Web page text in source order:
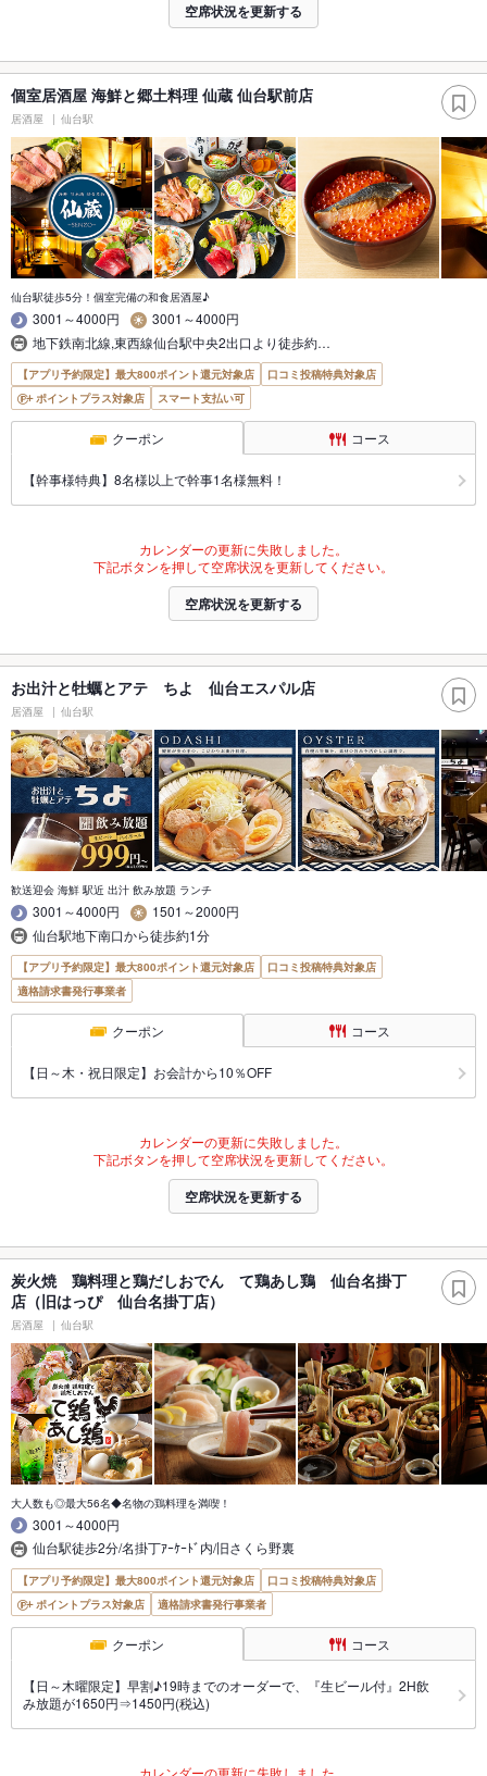
空席状況を更新する
個室居酒屋 海鮮と郷土料理 仙蔵 仙台駅前店
居酒屋 仙台駅
仙台駅徒歩5分！個室完備の和食居酒屋♪
3001～4000円
3001～4000円
地下鉄南北線,東西線仙台駅中央2出口より徒歩約…
【アプリ予約限定】最大800ポイント還元対象店
口コミ投稿特典対象店
ポイントプラス対象店
スマート支払い可
クーポン コース
【幹事様特典】8名様以上で幹事1名様無料！
カレンダーの更新に失敗しました。
下記ボタンを押して空席状況を更新してください。
空席状況を更新する
お出汁と牡蠣とアテ ちよ 仙台エスパル店
居酒屋 仙台駅
歓送迎会 海鮮 駅近 出汁 飲み放題 ランチ
3001～4000円
1501～2000円
仙台駅地下南口から徒歩約1分
【アプリ予約限定】最大800ポイント還元対象店
口コミ投稿特典対象店
適格請求書発行事業者
クーポン コース
【日～木・祝日限定】お会計から10％OFF
カレンダーの更新に失敗しました。
下記ボタンを押して空席状況を更新してください。
空席状況を更新する
炭火焼 鶏料理と鶏だしおでん て鶏あし鶏 仙台名掛丁
店（旧はっぴ 仙台名掛丁店）
居酒屋 仙台駅
大人数も◎最大56名◆名物の鶏料理を満喫！
3001～4000円
仙台駅徒歩2分/名掛丁ｱｰｹｰﾄﾞ内/旧さくら野裏
【アプリ予約限定】最大800ポイント還元対象店
口コミ投稿特典対象店
ポイントプラス対象店
適格請求書発行事業者
クーポン コース
【日～木曜限定】早割♪19時までのオーダーで、『生ビール付』2H飲
み放題が1650円⇒1450円(税込)
カレンダーの更新に失敗しました。